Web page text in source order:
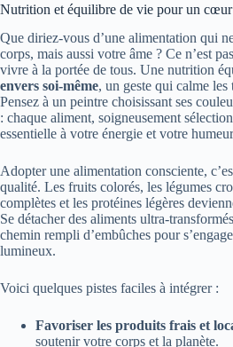
Nutrition et équilibre de vie pour un
Que diriez-vous d’une alimentation qui
corps, mais aussi votre âme ? Ce n’est
vivre à la portée de tous. Une nutrition
envers soi-même, un geste qui calme
Pensez à un peintre choisissant ses
: chaque aliment, soigneusement
essentielle à votre énergie et votre
Adopter une alimentation consciente,
qualité. Les fruits colorés, les légumes
complètes et les protéines légères
Se détacher des aliments ultra-
chemin rempli d’embûches pour
lumineux.
Voici quelques pistes faciles à intégrer :
Favoriser les produits frais et
soutenir votre corps et la planète.